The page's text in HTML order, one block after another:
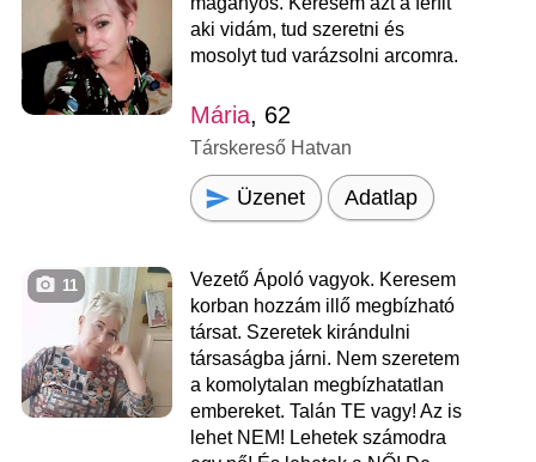
aki vidám, tud szeretni és
mosolyt tud varázsolni arcomra.
Mária, 62
Társkereső Hatvan
Üzenet Adatlap
11
Vezető Ápoló vagyok. Keresem
korban hozzám illő megbízható
társat. Szeretek kirándulni
társaságba járni. Nem szeretem
a komolytalan megbízhatatlan
embereket. Talán TE vagy! Az is
lehet NEM! Lehetek számodra